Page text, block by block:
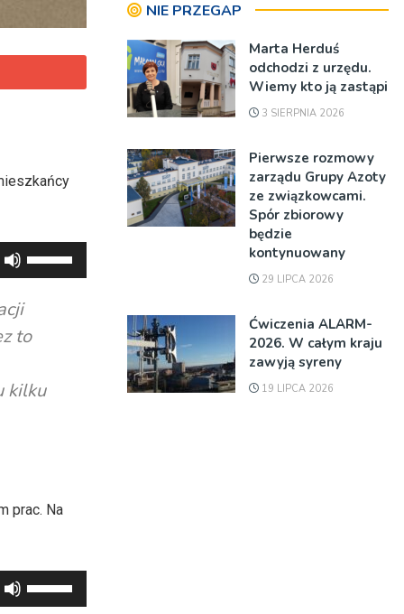
strzałek
oraz
dołu
głośność.
to
kilku
prac. Na
strzałek
NIE PRZEGAP
Marta Herduś
odchodzi z urzędu.
Wiemy kto ją zastąpi
3 SIERPNIA 2026
Pierwsze rozmowy
zarządu Grupy Azoty
ze związkowcami.
Spór zbiorowy
będzie
kontynuowany
29 LIPCA 2026
Ćwiczenia ALARM-
2026. W całym kraju
zawyją syreny
19 LIPCA 2026